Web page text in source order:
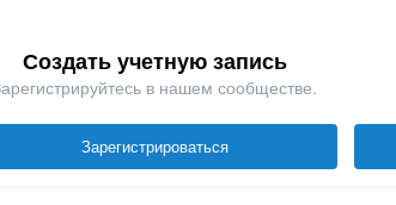
Создать учетную запись
в нашем сообществе.
Зарегистрироваться